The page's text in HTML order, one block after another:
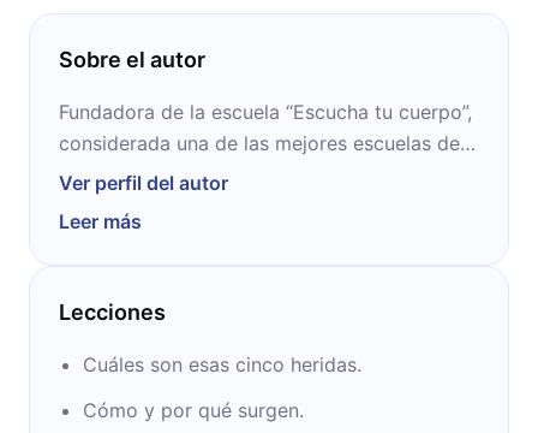
Sobre el autor
Fundadora de la escuela “Escucha tu cuerpo”,
considerada una de las mejores escuelas de
crecimiento personal en Canadá. Además, es
comparte la filosofía de su escuela a través
de sus libros.
Ver perfil del autor
Leer más
Lecciones
Cuáles son esas cinco heridas.
Cómo y por qué surgen.